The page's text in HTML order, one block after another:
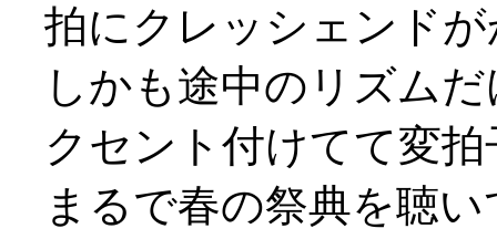
拍にクレッシェンド
しかも途中のリズム
クセント付けてて変
まるで春の祭典を聴